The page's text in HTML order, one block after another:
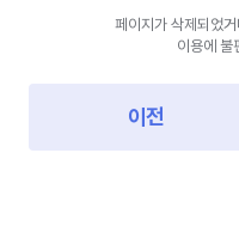
페이지가 삭제되었
이용에 불
이전